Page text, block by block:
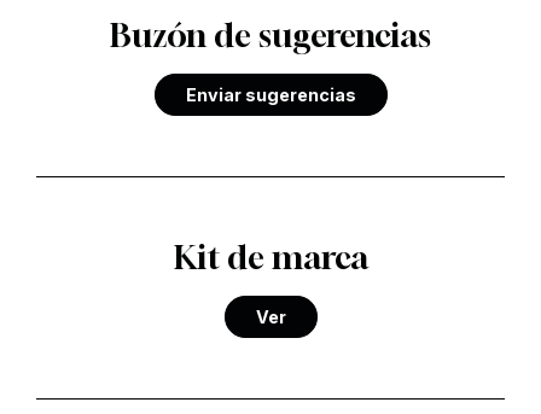
Buzón de sugerencias
Enviar sugerencias
Kit de marca
Ver